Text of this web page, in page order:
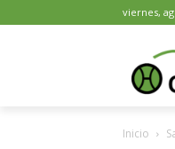
viernes,
Inicio